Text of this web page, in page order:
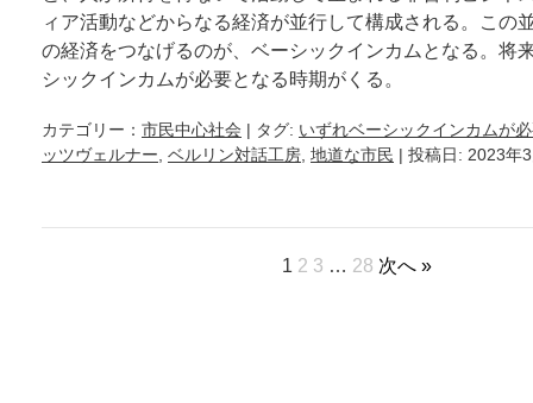
ィア活動などからなる経済が並行して構成される。この
の経済をつなげるのが、ベーシックインカムとなる。将
シックインカムが必要となる時期がくる。
カテゴリー： 市民中心社会 | タグ: いずれベーシックインカムが
ッツヴェルナー ベルリン対話工房 地道な市民 | 投稿日: 2023年
1 2 3 … 28 次へ »